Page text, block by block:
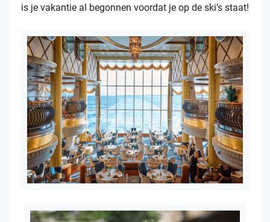
is je vakantie al begonnen voordat je op de ski’s staat!